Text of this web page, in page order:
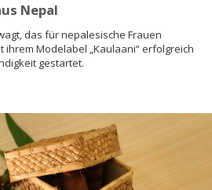
Nepal
das für nepalesische Frauen
ihrem Modelabel „Kaulaani“ erfolgreich
gestartet.